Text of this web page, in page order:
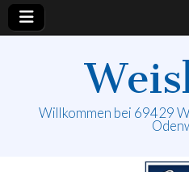
Willkommen bei 69429